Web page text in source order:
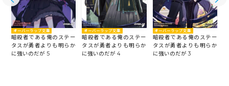
オーバーラップ文庫
暗殺者である俺のステー
タスが勇者よりも明らか
に強いのだが 5
オーバーラップ文庫
暗殺者である俺のステー
タスが勇者よりも明らか
に強いのだが 4
オーバーラップ文庫
暗殺者である俺のステー
タスが勇者よりも明らか
に強いのだが 3